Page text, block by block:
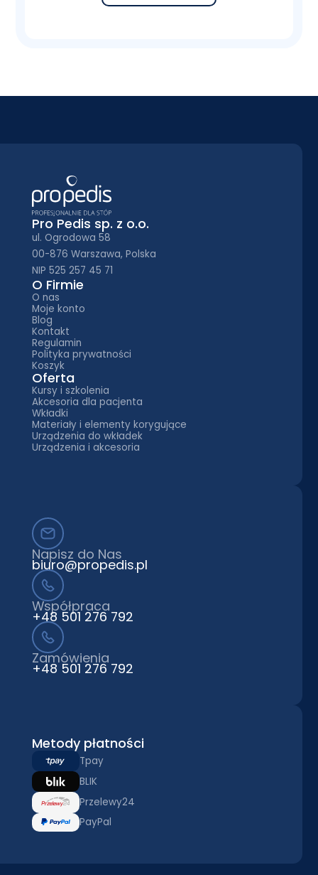
Pro Pedis sp. z o.o.
ul. Ogrodowa 58
00-876 Warszawa, Polska
NIP 525 257 45 71
O Firmie
O nas
Moje konto
Blog
Kontakt
Regulamin
Polityka prywatności
Koszyk
Oferta
Kursy i szkolenia
Akcesoria dla pacjenta
Wkładki
Materiały i elementy korygujące
Urządzenia do wkładek
Urządzenia i akcesoria
Napisz do Nas
biuro@propedis.pl
Współpraca
+48 501 276 792
Zamówienia
+48 501 276 792
Metody płatności
Tpay
BLIK
Przelewy24
PayPal